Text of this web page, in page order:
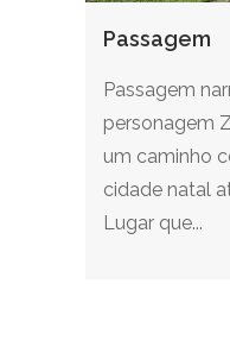
Passagem
Passagem
personagem
um caminho
cidade natal
Lugar que...